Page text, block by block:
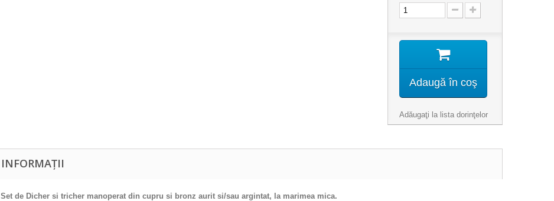
Adaugă în coş
Adăugaţi la lista dorinţelor
INFORMAȚII
Set de Dicher si tricher manoperat din cupru si bronz aurit si/sau argintat, la marimea mica.